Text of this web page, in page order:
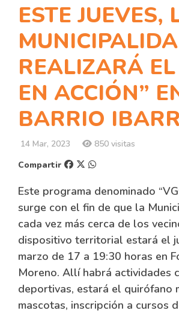
ESTE JUEVES,
REALIZARÁ
EN ACCIÓN”
BARRIO
14 Mar, 2023
850 visitas
Compartir
Este programa denominado
surge con el fin de que la
cada vez más cerca de los
dispositivo territorial estará el
marzo de 17 a 19:30 horas en
Moreno. Allí habrá actividades
deportivas, estará el quirófano
mascotas, inscripción a cursos